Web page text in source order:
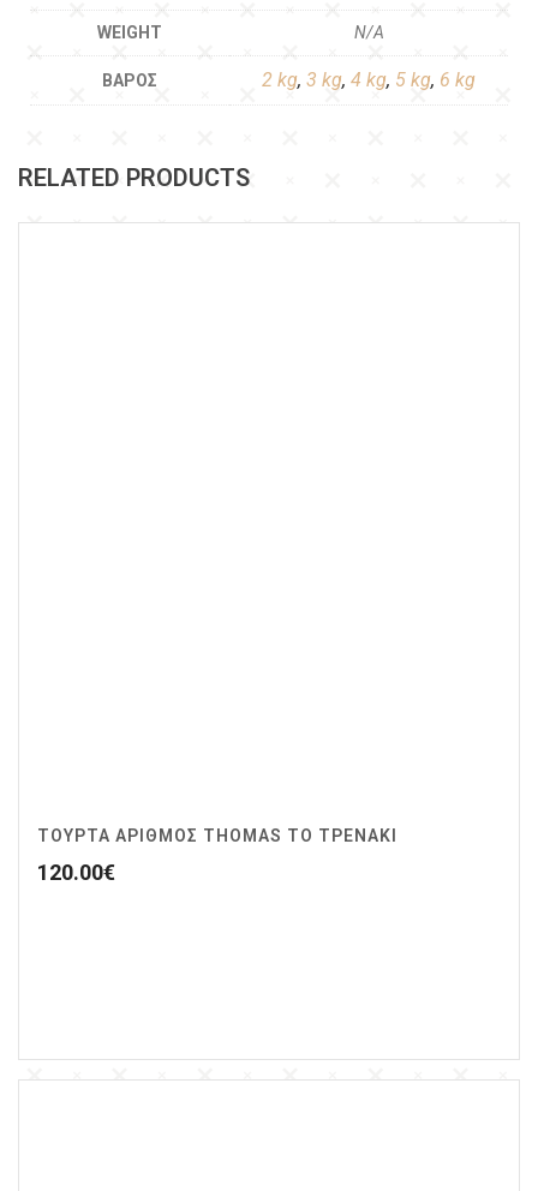
WEIGHT N/A
ΒΆΡΟΣ 2 kg, 3 kg, 4 kg, 5 kg, 6 kg
RELATED PRODUCTS
ΤΟΥΡΤΑ ΑΡΙΘΜΟΣ THOMAS ΤΟ ΤΡΕΝΑΚΙ
120.00€